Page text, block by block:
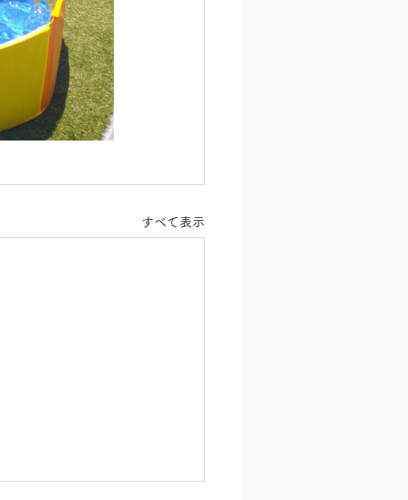
すべて表示